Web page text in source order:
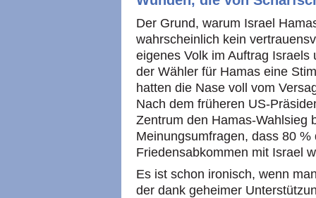
Der Grund, warum Israel
wahrscheinlich kein
eigenes Volk im Auftrag
der Wähler für Hamas eine
hatten die Nase voll vom
Nach dem früheren US-
Zentrum den Hamas-Wahlsieg
Meinungsumfragen, dass 80
Friedensabkommen mit Israel
Es ist schon ironisch, wenn
der dank geheimer